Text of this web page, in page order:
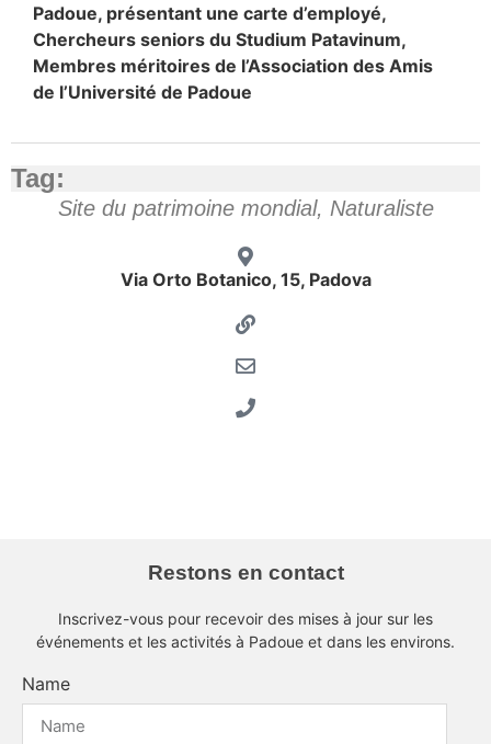
Padoue, présentant une carte d’employé,
Chercheurs seniors du Studium Patavinum,
Membres méritoires de l’Association des Amis
de l’Université de Padoue
Tag:
Site du patrimoine mondial, Naturaliste
Via Orto Botanico, 15, Padova
Restons en contact
Inscrivez-vous pour recevoir des mises à jour sur les
événements et les activités à Padoue et dans les environs.
Name